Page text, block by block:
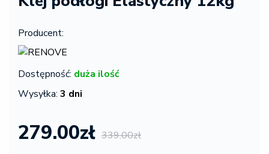
Producent:
Dostępność: duża ilość
Wysyłka: 3 dni
279.00zł 339.00zł